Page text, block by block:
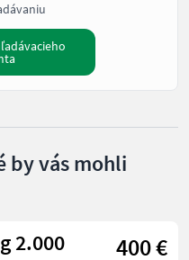
by vás mohli
2.000
400 €